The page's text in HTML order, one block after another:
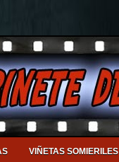
VIÑETAS SOMIERILES